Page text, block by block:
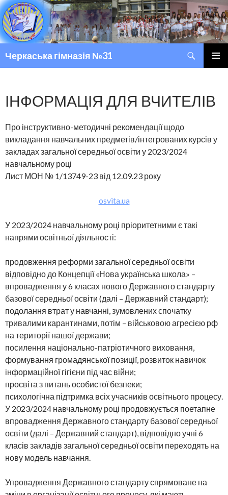
Черкаська гімназія №31
ІНФОРМАЦІЯ ДЛЯ ВЧИТЕЛІВ
Про інструктивно-методичні рекомендації щодо
викладання навчальних предметів/інтегрованих курсів у
закладах загальної середньої освіти у 2023/2024
навчальному році
Лист МОН № 1/13749-23 від 12.09.23 року
osvita.ua
У 2023/2024 навчальному році пріоритетними є такі
напрями освітньої діяльності:
продовження реформи загальної середньої освіти
відповідно до Концепції «Нова українська школа» –
впровадження у 6 класах нового Державного стандарту
базової середньої освіти (далі – Державний стандарт);
подолання втрат у навчанні, зумовлених спочатку
тривалими карантинами, потім – військовою агресією рф
на території нашої держави;
посилення національно-патріотичного виховання,
формування громадянської позиції, розвиток навичок
інформаційної гігієни під час війни;
просвіта з питань особистої безпеки;
психологічна підтримка всіх учасників освітнього процесу.
У 2023/2024 навчальному році продовжується поетапне
впровадження Державного стандарту базової середньої
освіти (далі – Державний стандарт), відповідно учні 6
класів закладів загальної середньої освіти переходять на
нову модель навчання.
Упровадження Державного стандарту спрямоване на